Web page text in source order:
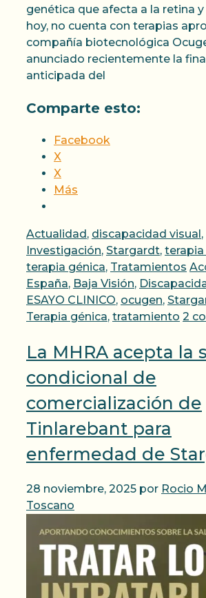
genética que afecta a la retina y
hoy, no cuenta con terapias
compañía biotecnológica
anunciado recientemente la
anticipada del
Comparte esto:
Facebook
X
X
Más
Categorías
Actualidad, discapacidad visual,
Investigación, Stargardt,
terapia génica, Tratamientos
España, Baja Visión,
ESAYO CLINICO, ocugen,
Terapia génica, tratamiento 2
La MHRA acepta la
condicional de
comercialización de
Tinlarebant para
enfermedad de
28 noviembre, 2025 por Rocio
Toscano